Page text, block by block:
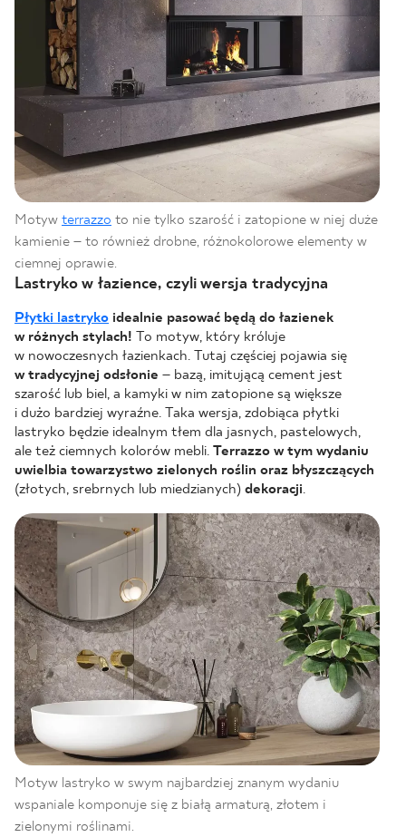
Motyw terrazzo to nie tylko szarość i zatopione w niej duże
kamienie – to również drobne, różnokolorowe elementy w
ciemnej oprawie.
Lastryko w łazience, czyli wersja tradycyjna
Płytki lastryko idealnie pasować będą do łazienek
w różnych stylach! To motyw, który króluje
w nowoczesnych łazienkach. Tutaj częściej pojawia się
w tradycyjnej odsłonie – bazą, imitującą cement jest
szarość lub biel, a kamyki w nim zatopione są większe
i dużo bardziej wyraźne. Taka wersja, zdobiąca płytki
lastryko będzie idealnym tłem dla jasnych, pastelowych,
ale też ciemnych kolorów mebli. Terrazzo w tym wydaniu
uwielbia towarzystwo zielonych roślin oraz błyszczących
(złotych, srebrnych lub miedzianych) dekoracji.
Motyw lastryko w swym najbardziej znanym wydaniu
wspaniale komponuje się z białą armaturą, złotem i
zielonymi roślinami.